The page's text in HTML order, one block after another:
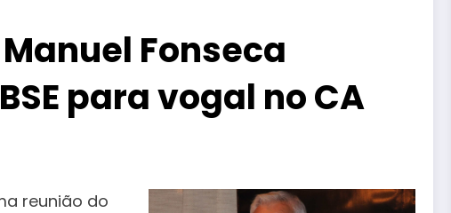
Fonseca
para vogal no CA
reunião do